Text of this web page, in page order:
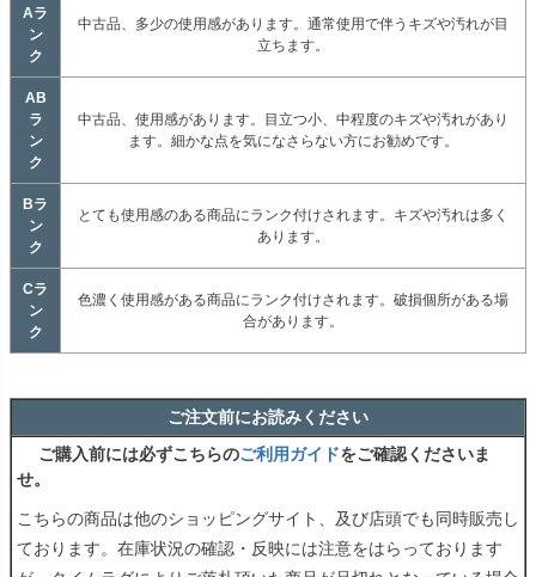
Aラ
ン
ク
中古品、多少の使用感があります。通常使用で伴うキズや汚れが目
立ちます。
AB
ラ
ン
ク
中古品、使用感があります。目立つ小、中程度のキズや汚れがあり
ます。細かな点を気になさらない方にお勧めです。
Bラ
ン
ク
とても使用感のある商品にランク付けされます。キズや汚れは多く
あります。
Cラ
ン
ク
色濃く使用感がある商品にランク付けされます。破損個所がある場
合があります。
ご注文前にお読みください
ご購入前には必ずこちらのご利用ガイドをご確認くださいま
せ。
こちらの商品は他のショッピングサイト、及び店頭でも同時販売し
ております。在庫状況の確認・反映には注意をはらっております